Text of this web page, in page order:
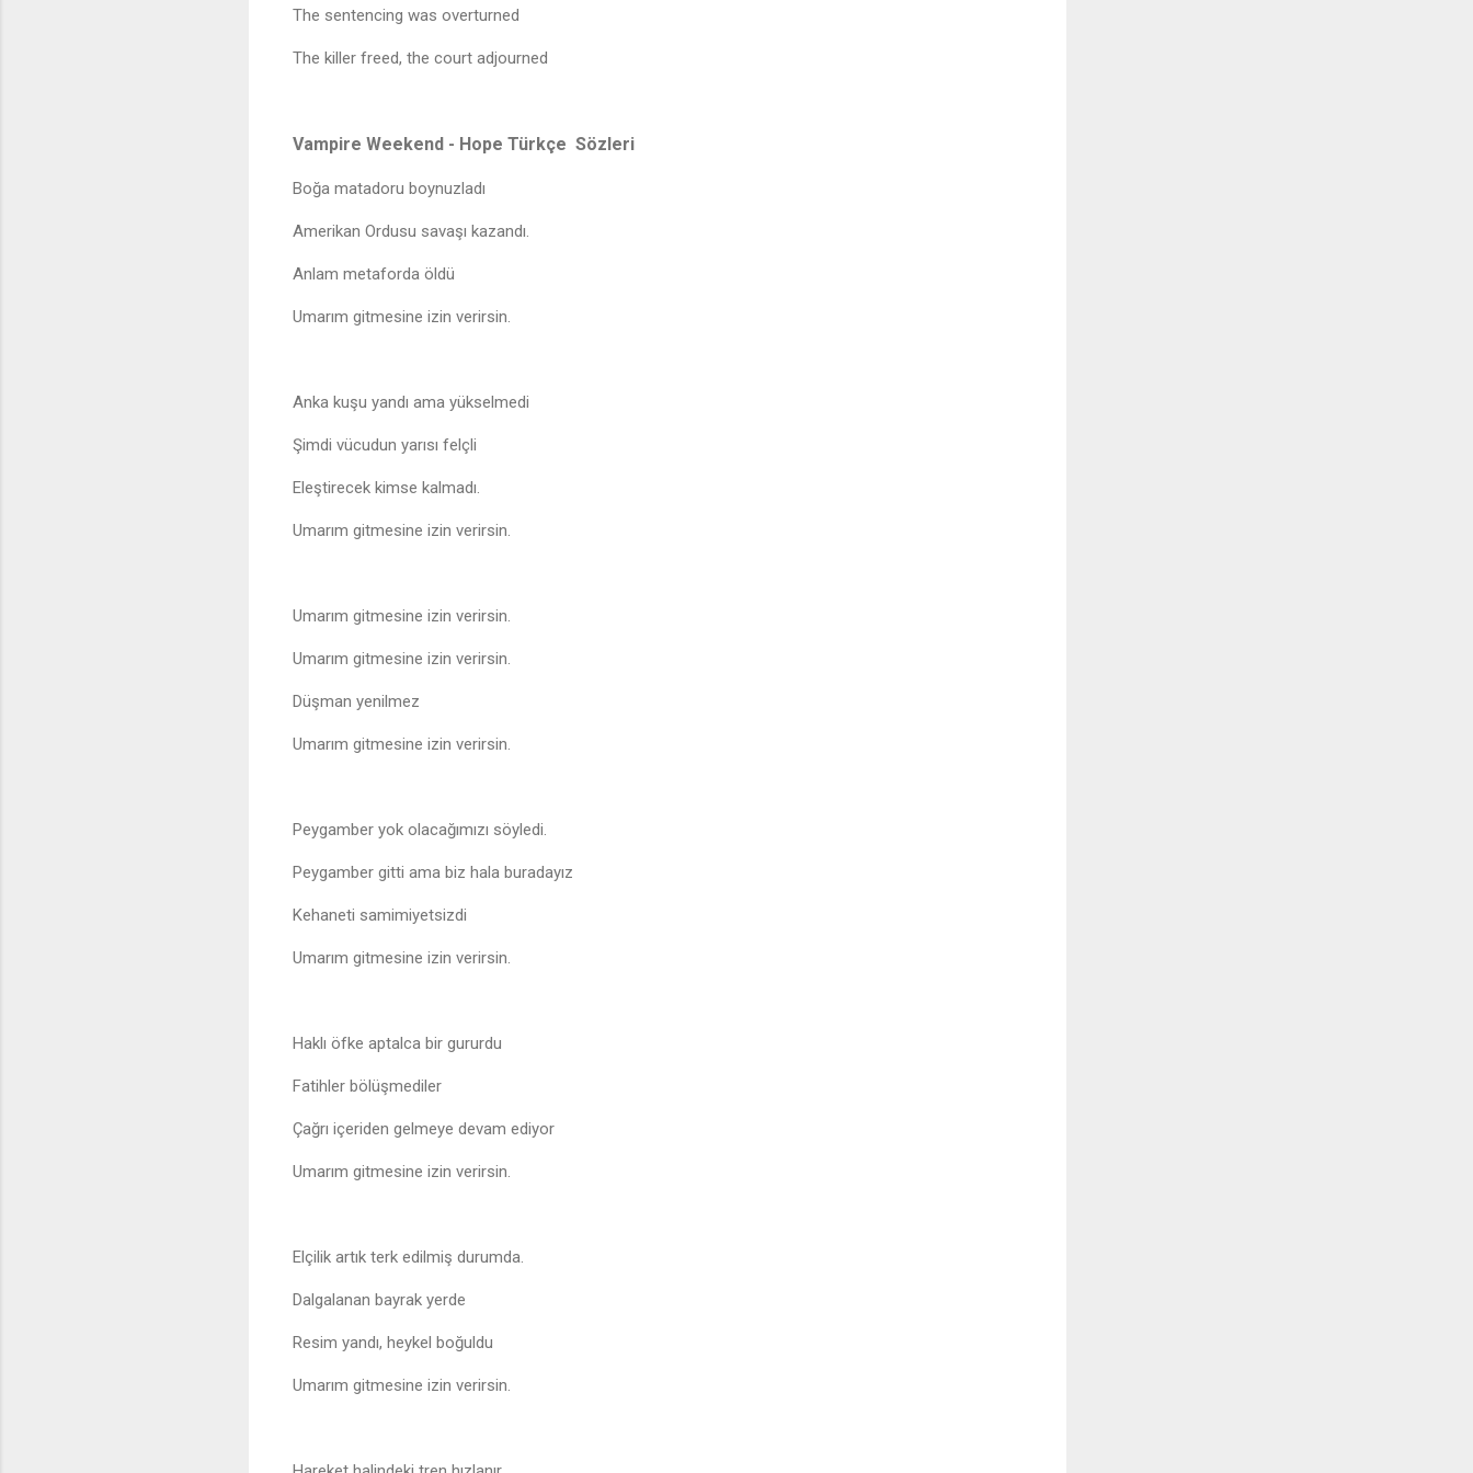
The sentencing was overturned
The killer freed, the court adjourned
Vampire Weekend - Hope Türkçe Sözleri
Boğa matadoru boynuzladı
Amerikan Ordusu savaşı kazandı.
Anlam metaforda öldü
Umarım gitmesine izin verirsin.
Anka kuşu yandı ama yükselmedi
Şimdi vücudun yarısı felçli
Eleştirecek kimse kalmadı.
Umarım gitmesine izin verirsin.
Umarım gitmesine izin verirsin.
Umarım gitmesine izin verirsin.
Düşman yenilmez
Umarım gitmesine izin verirsin.
Peygamber yok olacağımızı söyledi.
Peygamber gitti ama biz hala buradayız
Kehaneti samimiyetsizdi
Umarım gitmesine izin verirsin.
Haklı öfke aptalca bir gururdu
Fatihler bölüşmediler
Çağrı içeriden gelmeye devam ediyor
Umarım gitmesine izin verirsin.
Elçilik artık terk edilmiş durumda.
Dalgalanan bayrak yerde
Resim yandı, heykel boğuldu
Umarım gitmesine izin verirsin.